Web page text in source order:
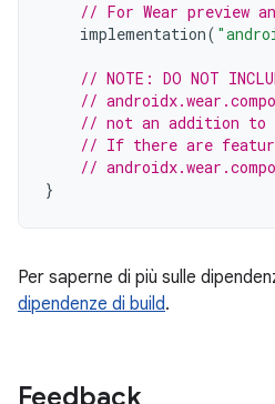
// For Wear preview
implementation(
// NOTE: DO NOT
//
// not an addition to
// If there are
//
}
Per saperne di più sulle
dipendenze di build.
Feedback